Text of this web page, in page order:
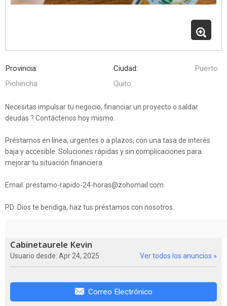
Provincia:
Pichincha
Ciudad:
Puerto
Quito
Necesitas impulsar tu negocio, financiar un proyecto o saldar
deudas ? Contáctenos hoy mismo.
Préstamos en línea, urgentes o a plazos, con una tasa de interés
baja y accesible. Soluciones rápidas y sin complicaciones para
mejorar tu situación financiera.
Email: prestamo-rapido-24-horas@zohomail.com
PD: Dios te bendiga, haz tus préstamos con nosotros.
Cabinetaurele Kevin
Usuario desde: Apr 24, 2025 Ver todos los anuncios »
Correo Electrónico